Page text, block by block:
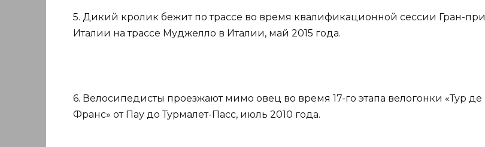
5. Дикий кролик бежит по трассе во время квалификационной сессии Гран-при
Италии на трассе Муджелло в Италии, май 2015 года.
6. Велосипедисты проезжают мимо овец во время 17-го этапа велогонки «Тур де
Франс» от Пау до Турмалет-Пасс, июль 2010 года.